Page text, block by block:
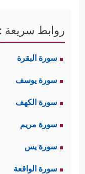
روابط سريعة :
سورة البقرة
سورة يوسف
سورة الكهف
سورة مريم
سورة يس
سورة الواقعة